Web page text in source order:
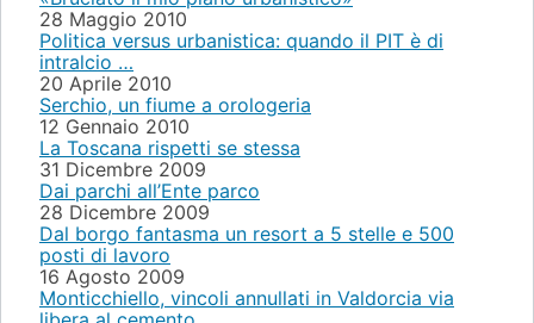
28 Maggio 2010
Politica versus urbanistica: quando il PIT è di
intralcio …
20 Aprile 2010
Serchio, un fiume a orologeria
12 Gennaio 2010
La Toscana rispetti se stessa
31 Dicembre 2009
Dai parchi all’Ente parco
28 Dicembre 2009
Dal borgo fantasma un resort a 5 stelle e 500
posti di lavoro
16 Agosto 2009
Monticchiello, vincoli annullati in Valdorcia via